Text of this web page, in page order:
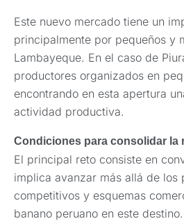
Este nuevo mercado tiene un
principalmente por pequeños y
Lambayeque. En el caso de
productores organizados en
encontrando en esta apertura
actividad productiva.
Condiciones para consolidar la
El principal reto consiste en
implica avanzar más allá de los
competitivos y esquemas
banano peruano en este